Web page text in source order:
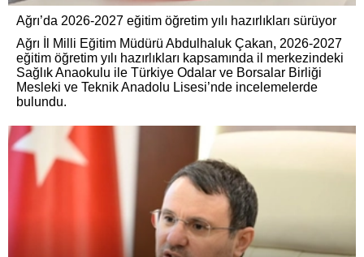
Ağrı’da 2026-2027 eğitim öğretim yılı hazırlıkları sürüyor
Ağrı İl Milli Eğitim Müdürü Abdulhaluk Çakan, 2026-2027
eğitim öğretim yılı hazırlıkları kapsamında il merkezindeki
Sağlık Anaokulu ile Türkiye Odalar ve Borsalar Birliği
Mesleki ve Teknik Anadolu Lisesi’nde incelemelerde
bulundu.